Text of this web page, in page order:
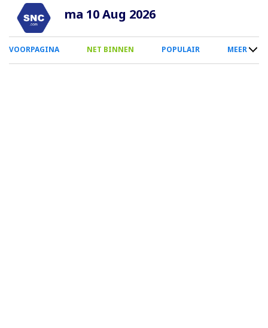
Overslaan
naar
inhoud
ma 10 Aug 2026
0
Smartphone
VOORPAGINA NET BINNEN POPULAIR MEER